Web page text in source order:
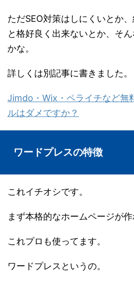
ただSEO対策はしにくいとか
と格好良く出来ないとか、そ
かな。
詳しくは別記事に書きました。
Jimdo・Wix・ペライチなど無
ルはダメですか？
ワードプレスの特徴
これイチオシです。
まず本格的なホームページが作
これプロも使ってます。
ワードプレスというの。